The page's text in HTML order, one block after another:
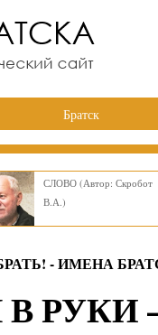
Братск
СЛОВО (Автор: Скробот
В.А.)
- ИМЕНА
РУКИ